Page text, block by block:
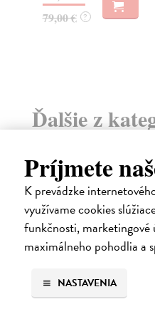
Príjmete
K prevádzke
využívame cookies
funkčnosti, marketingové
maximálneho pohodlia a
NASTAVENIA
17,07 €
Ďalšie z